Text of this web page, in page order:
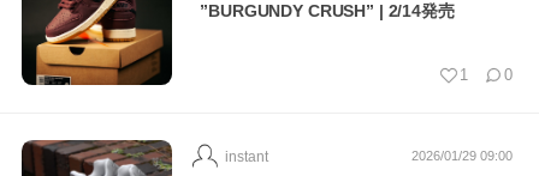
”BURGUNDY CRUSH” | 2/14発売
1 0
2026/01/29 09:00
instant